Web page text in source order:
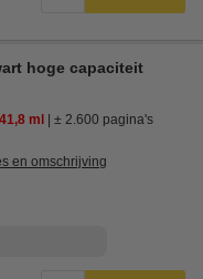
hoge capaciteit
41,8 ml ± 2.600 pagina's
en omschrijving